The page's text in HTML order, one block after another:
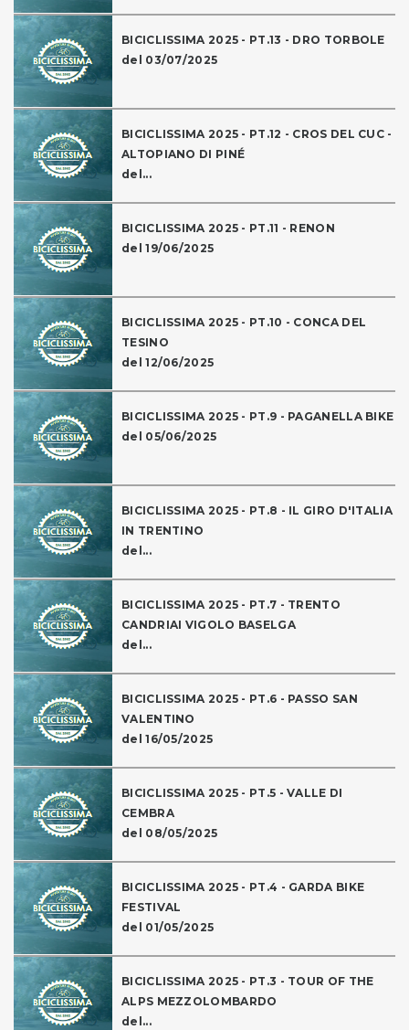
BICICLISSIMA 2025 - PT.13 - DRO TORBOLE
del 03/07/2025
BICICLISSIMA 2025 - PT.12 - CROS DEL CUC -
ALTOPIANO DI PINÉ
del...
BICICLISSIMA 2025 - PT.11 - RENON
del 19/06/2025
BICICLISSIMA 2025 - PT.10 - CONCA DEL
TESINO
del 12/06/2025
BICICLISSIMA 2025 - PT.9 - PAGANELLA BIKE
del 05/06/2025
BICICLISSIMA 2025 - PT.8 - IL GIRO D'ITALIA
IN TRENTINO
del...
BICICLISSIMA 2025 - PT.7 - TRENTO
CANDRIAI VIGOLO BASELGA
del...
BICICLISSIMA 2025 - PT.6 - PASSO SAN
VALENTINO
del 16/05/2025
BICICLISSIMA 2025 - PT.5 - VALLE DI
CEMBRA
del 08/05/2025
BICICLISSIMA 2025 - PT.4 - GARDA BIKE
FESTIVAL
del 01/05/2025
BICICLISSIMA 2025 - PT.3 - TOUR OF THE
ALPS MEZZOLOMBARDO
del...